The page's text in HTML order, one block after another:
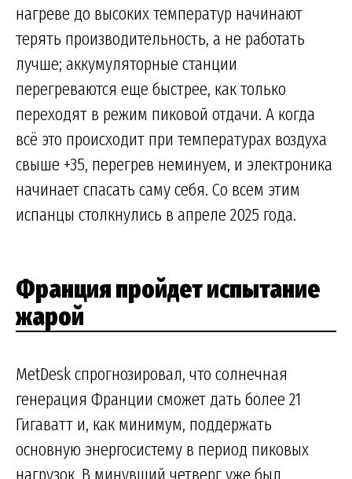
нагреве до высоких температур начинают
терять производительность, а не работать
лучше; аккумуляторные станции
перегреваются еще быстрее, как только
переходят в режим пиковой отдачи. А когда
всё это происходит при температурах воздуха
свыше +35, перегрев неминуем, и электроника
начинает спасать саму себя. Со всем этим
испанцы столкнулись в апреле 2025 года.
Франция пройдет испытание
жарой
MetDesk спрогнозировал, что солнечная
генерация Франции сможет дать более 21
Гигаватт и, как минимум, поддержать
основную энергосистему в период пиковых
нагрузок. В минувший четверг уже был